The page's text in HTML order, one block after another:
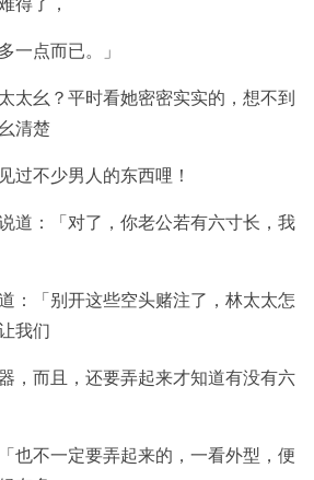
得了，
一点而已。」
幺？平时看她密密实实的，想不到
清楚
过不少男人的东西哩！
：「对了，你老公若有六寸长，我
「别开这些空头赌注了，林太太怎
我们
，而且，还要弄起来才知道有没有六
不一定要弄起来的，一看外型，便